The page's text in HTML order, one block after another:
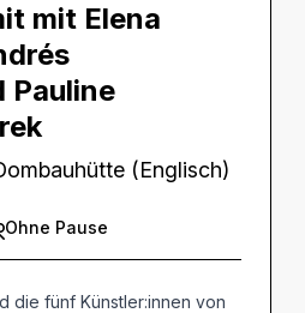
mit Elena
Pauline
(Englisch)
Ohne Pause
die fünf Künstler:innen von